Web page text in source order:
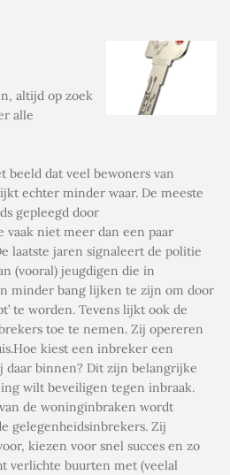
altijd op zoek
alle
veel bewoners van
echter minder waar. De meeste
gepleegd door
vaak niet meer dan een paar
laatste jaren signaleert de politie
(vooral) jeugdigen die in
minder bang lijken te zijn om door
te worden. Tevens lijkt ook de
toe te nemen. Zij opereren
kiest een inbreker een
binnen? Dit zijn belangrijke
wilt beveiligen tegen inbraak.
de woninginbraken wordt
gelegenheidsinbrekers. Zij
kiezen voor snel succes en zo
verlichte buurten met (veelal